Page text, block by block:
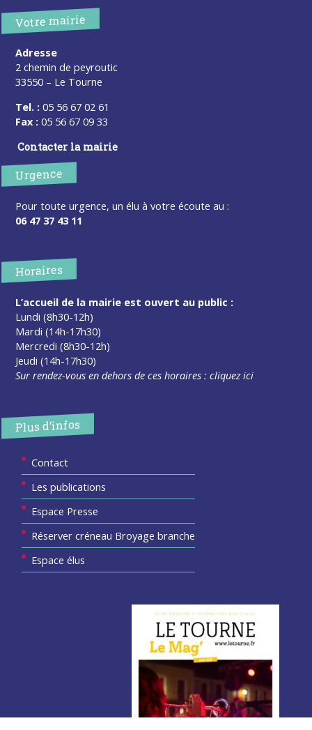
Votre mairie
Adresse
2 chemin de peyroutic
33550 – Le Tourne
Tel. : 05 56 67 02 61
Fax : 05 56 67 09 33
Contacter la mairie
Urgence
Pour toute urgence, un élu à votre écoute au :
06 47 37 43 11
Horaires
L’accueil de la mairie est ouvert au public :
Lundi (8h30-12h)
Mardi (14h-17h30)
Mercredi (8h30-12h)
Jeudi (14h-17h30)
Sur rendez-vous en dehors de ces horaires :cliquez ici
Plus d’infos
Contact
Les publications
Espace Presse
Réserver créneau Broyage branche
Espace élus